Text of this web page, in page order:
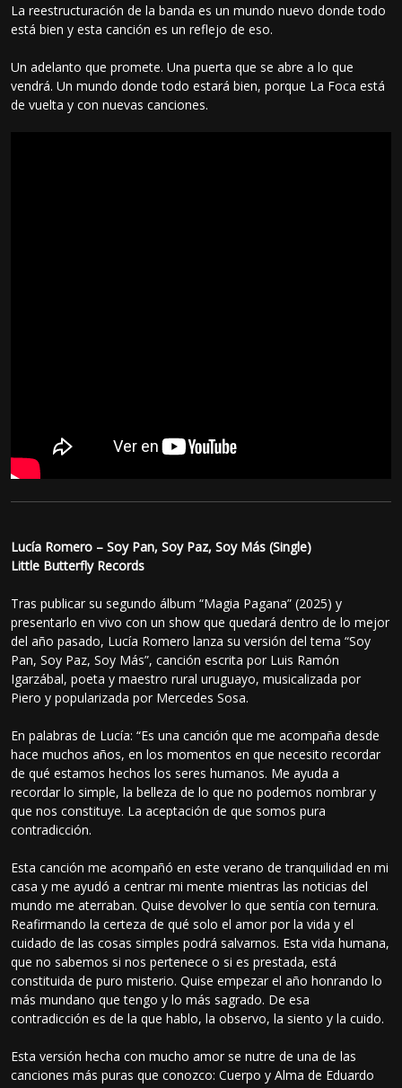
La reestructuración de la banda es un mundo nuevo donde todo
está bien y esta canción es un reflejo de eso.
Un adelanto que promete. Una puerta que se abre a lo que
vendrá. Un mundo donde todo estará bien, porque La Foca está
de vuelta y con nuevas canciones.
Lucía Romero – Soy Pan, Soy Paz, Soy Más (Single)
Little Butterfly Records
Tras publicar su segundo álbum “Magia Pagana” (2025) y
presentarlo en vivo con un show que quedará dentro de lo mejor
del año pasado, Lucía Romero lanza su versión del tema “Soy
Pan, Soy Paz, Soy Más”, canción escrita por Luis Ramón
Igarzábal, poeta y maestro rural uruguayo, musicalizada por
Piero y popularizada por Mercedes Sosa.
En palabras de Lucía: “Es una canción que me acompaña desde
hace muchos años, en los momentos en que necesito recordar
de qué estamos hechos los seres humanos. Me ayuda a
recordar lo simple, la belleza de lo que no podemos nombrar y
que nos constituye. La aceptación de que somos pura
contradicción.
Esta canción me acompañó en este verano de tranquilidad en mi
casa y me ayudó a centrar mi mente mientras las noticias del
mundo me aterraban. Quise devolver lo que sentía con ternura.
Reafirmando la certeza de qué solo el amor por la vida y el
cuidado de las cosas simples podrá salvarnos. Esta vida humana,
que no sabemos si nos pertenece o si es prestada, está
constituida de puro misterio. Quise empezar el año honrando lo
más mundano que tengo y lo más sagrado. De esa
contradicción es de la que hablo, la observo, la siento y la cuido.
Esta versión hecha con mucho amor se nutre de una de las
canciones más puras que conozco: Cuerpo y Alma de Eduardo